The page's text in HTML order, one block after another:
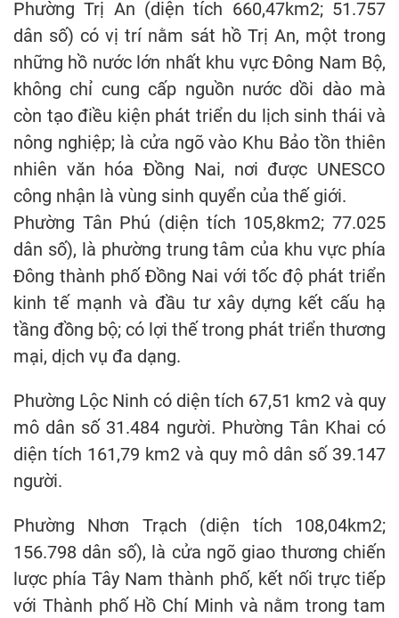
Phường Trị An (diện tích 660,47km2; 51.757
dân số) có vị trí nằm sát hồ Trị An, một trong
những hồ nước lớn nhất khu vực Đông Nam Bộ,
không chỉ cung cấp nguồn nước dồi dào mà
còn tạo điều kiện phát triển du lịch sinh thái và
nông nghiệp; là cửa ngõ vào Khu Bảo tồn thiên
nhiên văn hóa Đồng Nai, nơi được UNESCO
công nhận là vùng sinh quyển của thế giới.
Phường Tân Phú (diện tích 105,8km2; 77.025
dân số), là phường trung tâm của khu vực phía
Đông thành phố Đồng Nai với tốc độ phát triển
kinh tế mạnh và đầu tư xây dựng kết cấu hạ
tầng đồng bộ; có lợi thế trong phát triển thương
mại, dịch vụ đa dạng.
Phường Lộc Ninh có diện tích 67,51 km2 và quy
mô dân số 31.484 người. Phường Tân Khai có
diện tích 161,79 km2 và quy mô dân số 39.147
người.
Phường Nhơn Trạch (diện tích 108,04km2;
156.798 dân số), là cửa ngõ giao thương chiến
lược phía Tây Nam thành phố, kết nối trực tiếp
với Thành phố Hồ Chí Minh và nằm trong tam